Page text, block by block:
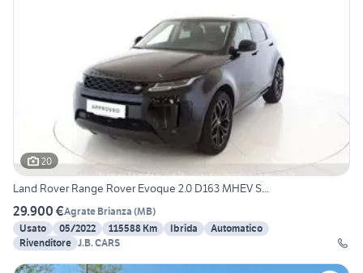
20
Land Rover Range Rover Evoque 2.0 D163 MHEV S...
29.900 €Agrate Brianza (MB)
Usato
05/2022 115588 Km Ibrida
Automatico
Rivenditore J.B. CARS